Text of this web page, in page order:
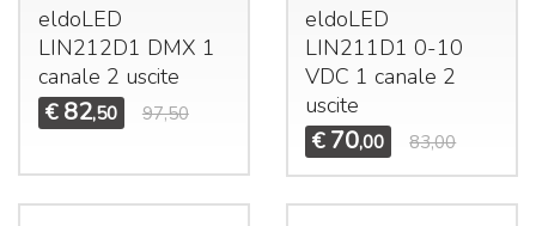
eldoLED
LIN212D1 DMX 1
canale 2 uscite
€ 82,50 97,50
eldoLED
LIN211D1 0-10
VDC 1 canale 2
uscite
€ 70,00 83,00